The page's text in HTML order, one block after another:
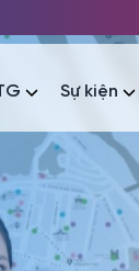
Sự kiện